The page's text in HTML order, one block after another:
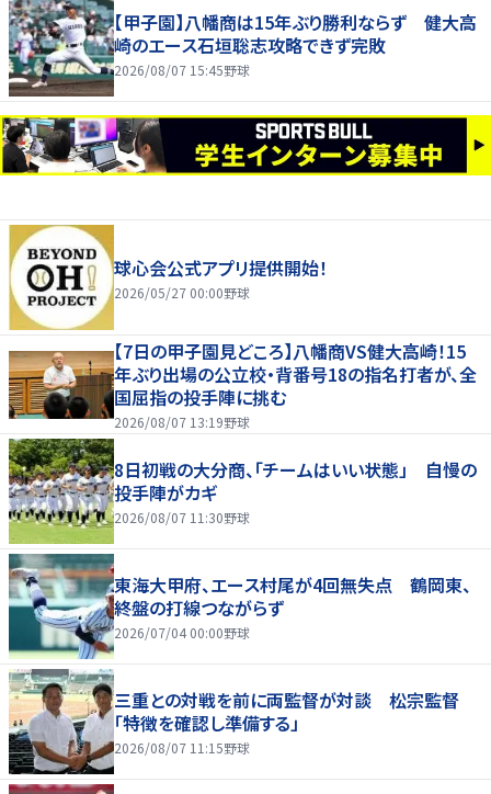
【甲子園】八幡商は15年ぶり勝利ならず 健大高
崎のエース石垣聡志攻略できず完敗
2026/08/07 15:45野球
球心会公式アプリ提供開始！
2026/05/27 00:00野球
【7日の甲子園見どころ】八幡商VS健大高崎！15
年ぶり出場の公立校・背番号18の指名打者が、全
国屈指の投手陣に挑む
2026/08/07 13:19野球
8日初戦の大分商、「チームはいい状態」 自慢の
投手陣がカギ
2026/08/07 11:30野球
東海大甲府、エース村尾が4回無失点 鶴岡東、
終盤の打線つながらず
2026/07/04 00:00野球
三重との対戦を前に両監督が対談 松宗監督
「特徴を確認し準備する」
2026/08/07 11:15野球